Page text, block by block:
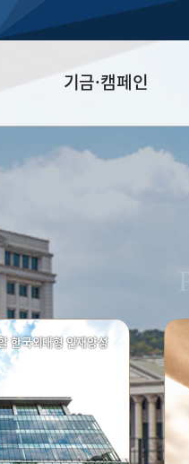
기금·캠페인
학교발전기금
한국외대형 인재양성